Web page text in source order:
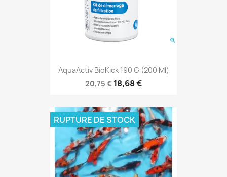
AquaActiv BioKick 190 G (200 Ml)
20,75 € 18,68 €
RUPTURE DE STOCK